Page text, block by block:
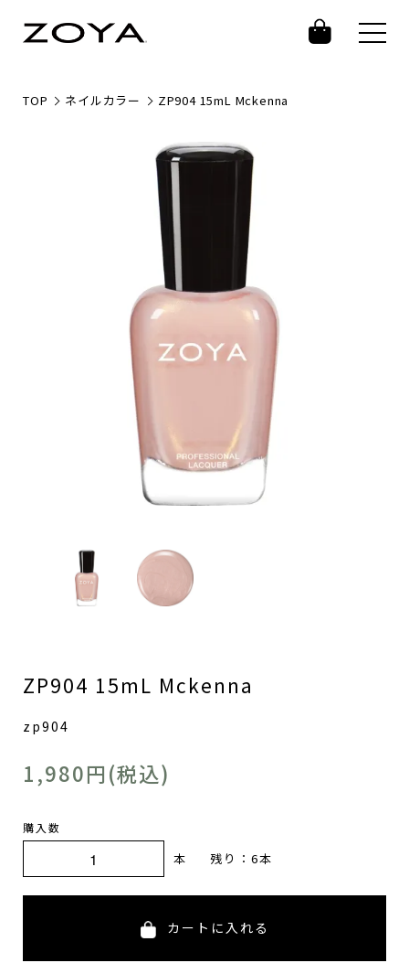
TOP ネイルカラー ZP904 15mL Mckenna
ZP904 15mL Mckenna
zp904
1,980円(税込)
購入数
本 残り：6本
カートに入れる